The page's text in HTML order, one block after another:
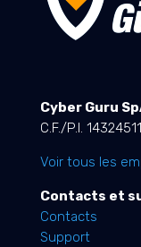
Cyber Guru
C.F./P.I.
Voir tous les
Contacts et
Contacts
Support